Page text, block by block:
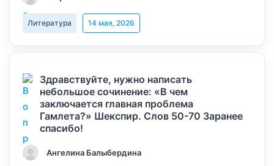
Литература 14 мая, 2026
Здравствуйте, нужно написать
небольшое сочинение: «В чем
заключается главная проблема
Гамлета?» Шекспир. Слов 50-70 Заранее
спасибо!
Ангелина Балыбердина